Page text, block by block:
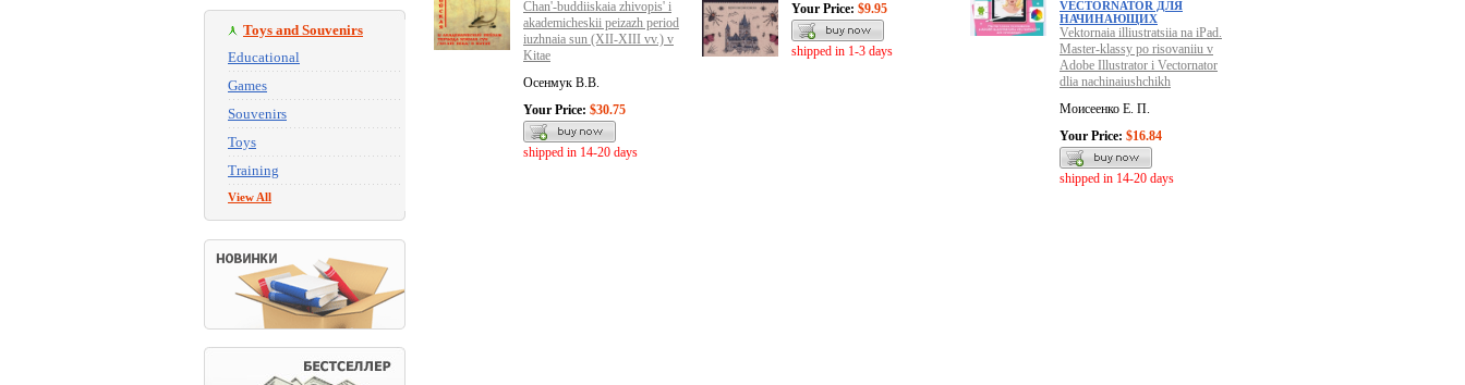
Toys and Souvenirs
Educational
Games
Souvenirs
Toys
Training
View All
Chan'-buddiiskaia zhivopis' i
akademicheskii peizazh period
iuzhnaia sun (XII-XIII vv.) v
Kitae
Осенмук В.В.
Your Price: $30.75
shipped in 14-20 days
Your Price: $9.95
shipped in 1-3 days
VECTORNATOR ДЛЯ
НАЧИНАЮЩИХ
Vektornaia illiustratsiia na iPad.
Master-klassy po risovaniiu v
Adobe Illustrator i Vectornator
dlia nachinaiushchikh
Моисеенко Е. П.
Your Price: $16.84
shipped in 14-20 days